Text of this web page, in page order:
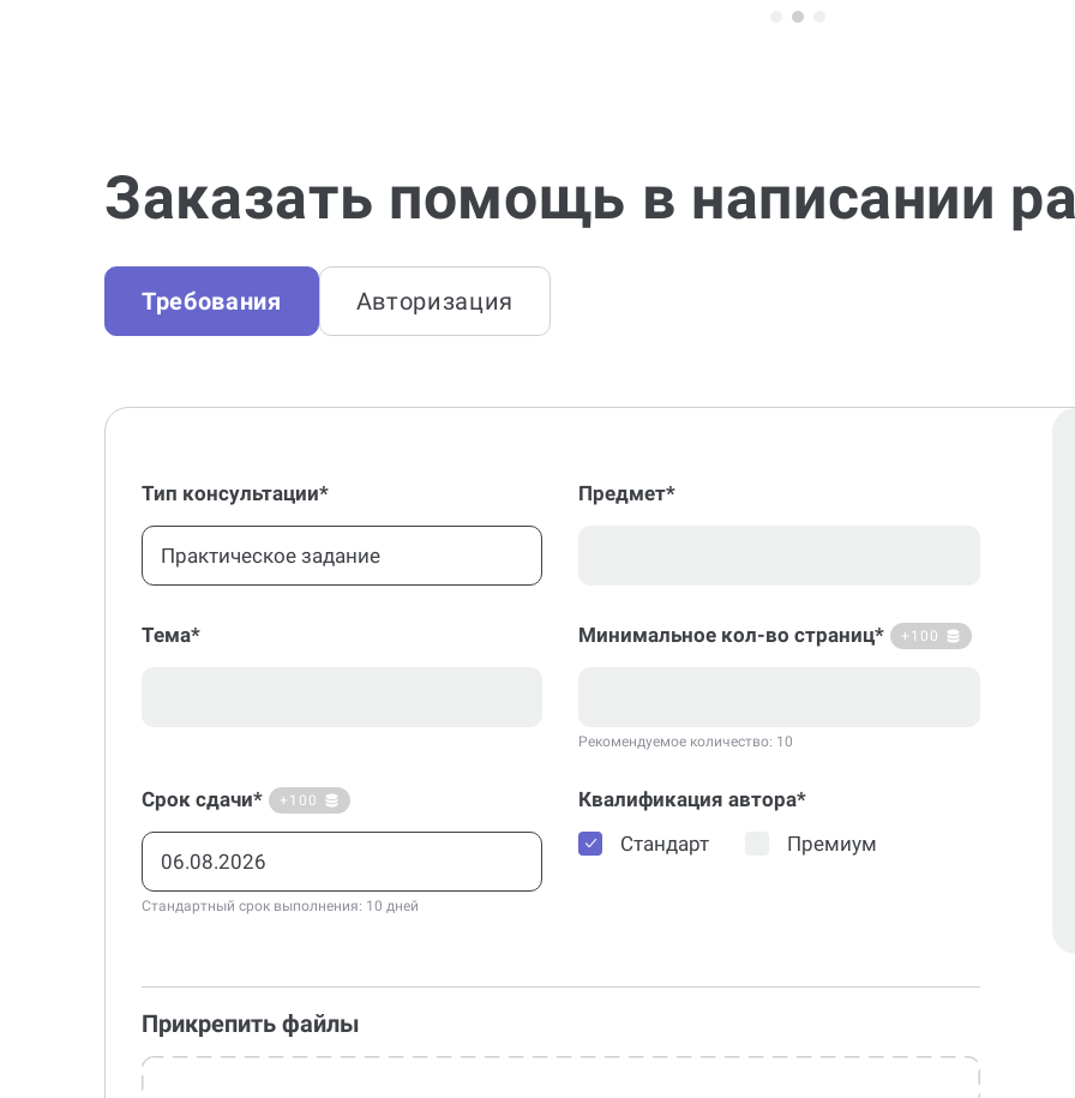
Заказать помощь в написании
Требования Авторизация
Тип консультации*
Практическое задание
Предмет*
Тема* Минимальное кол-во страниц* +100
Рекомендуемое количество: 10
Срок сдачи* +100
Стандартный срок выполнения: 10 дней
Квалификация автора*
Стандарт
Премиум
Прикрепить файлы